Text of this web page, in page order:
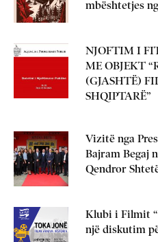
mbështetjes
NJOFTIM I
ME OBJEKT
(GJASHTË)
SHQIPTARË”
Vizitë nga
Bajram Begaj
Qendror
Klubi i Filmit
një diskutim